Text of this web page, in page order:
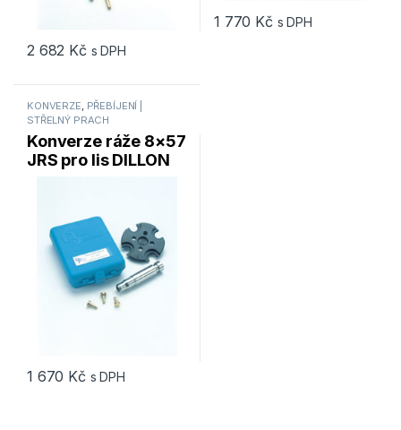
2 682 Kč s DPH
1 770 Kč s DPH
KONVERZE, PŘEBÍJENÍ |
STŘELNÝ PRACH
Konverze ráže 8×57
JRS pro lis DILLON
1 670 Kč s DPH